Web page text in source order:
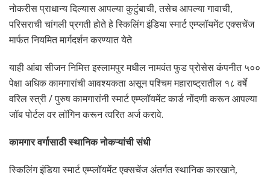
नोकरीस प्राधान्य दिल्यास आपल्या कुटुंबाची, तसेच आपल्या गावाची,
परिसराची चांगली प्रगती होते हे स्किलिंग इंडिया स्मार्ट एम्प्लॉयमेंट एक्सचेंज
मार्फत नियमित मार्गदर्शन करण्यात येते
याही आंबा सीजन निमित्त इस्लामपुर मधील नामवंत फुड प्रोसेस कंपनीत ५००
पेक्षा अधिक कामगारांची आवश्यकता असून पश्चिम महाराष्ट्रातील १८ वर्षे
वरिल स्त्री / पुरुष कामगारांनी स्मार्ट एम्प्लॉयमेंट कार्ड नोंदणी करून आपल्या
जॉब पोर्टल वर लॉगिन करून त्वरित अर्ज करावे.
कामगार वर्गासाठी स्थानिकनोकऱ्यांचीसंधी
स्किलिंग इंडिया स्मार्ट एम्प्लॉयमेंट एक्सचेंज अंतर्गत स्थानिक कारखाने,